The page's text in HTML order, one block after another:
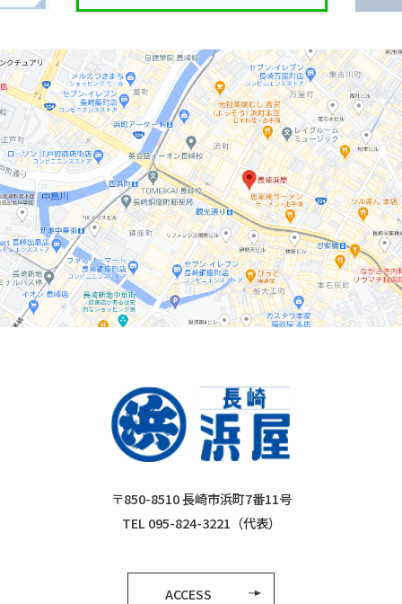
〒850-8510 長崎市浜町7番11号
TEL 095-824-3221（代表）
ACCESS